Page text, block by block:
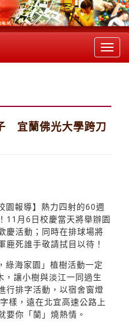
宜蘭佛光大學跨刀
園報導】熱力四射的60週
11月6日校慶當天將舉辦園
慶活動；同時在排球場將
鹿死誰手敬請拭目以待！
綠海家園」植樹活動一定
讓小樹與淡江一同過生
行排字活動，以宿舍窗燈
樣，遠在北宜高速公路上
要你「蘭」燒熱情。